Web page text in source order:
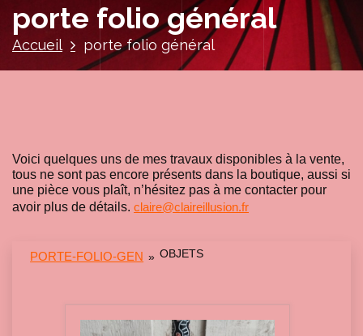
e
porte folio général
Accueil porte folio général
Voici quelques uns de mes travaux disponibles à la vente,
tous ne sont pas encore présents dans la boutique, aussi si
une pièce vous plaît, n’hésitez pas à me contacter pour
avoir plus de détails. claire@claireillusion.fr
PORTE-FOLIO-GEN » OBJETS